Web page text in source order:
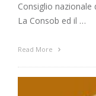
Consiglio nazionale
La Consob ed il …
Read More